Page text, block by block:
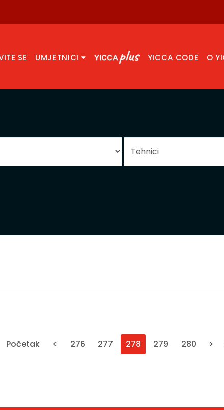
SE UMJETNICI YICCA CODE O
Početak < 276 277 278 279 280 >